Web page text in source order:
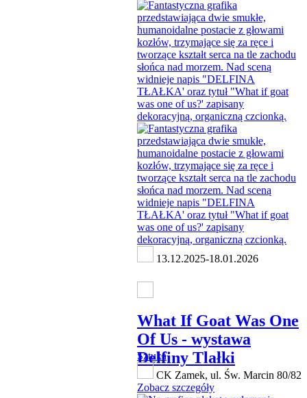
13.12.2025-18.01.2026
What If Goat Was One
Of Us - wystawa
Delfiny Tlałki
Sztuka
CK Zamek, ul. Św. Marcin 80/82
Zobacz szczegóły